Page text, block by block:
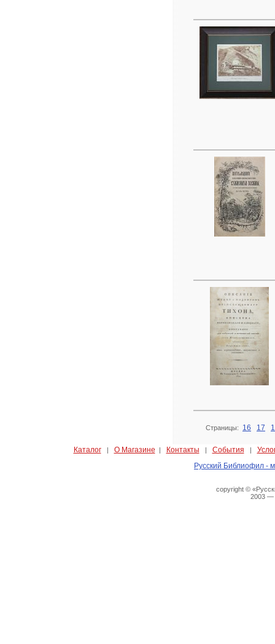
Страницы: 16 17
Каталог| О Магазине | Контакты | События |
Русский Библиофил -
copyright ©
2003 —